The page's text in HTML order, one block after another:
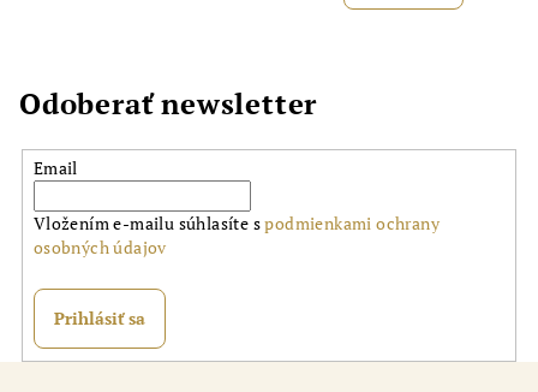
Odoberať newsletter
Email
Vložením e-mailu súhlasíte spodmienkami ochrany
osobných údajov
Prihlásiť sa